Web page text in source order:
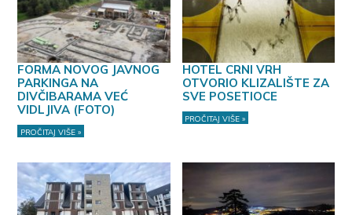
FORMA NOVOG JAVNOG
PARKINGA NA
DIVČIBARAMA VEĆ
VIDLJIVA (FOTO)
PROČITAJ VIŠE »
HOTEL CRNI VRH
OTVORIO KLIZALIŠTE ZA
SVE POSETIOCE
PROČITAJ VIŠE »